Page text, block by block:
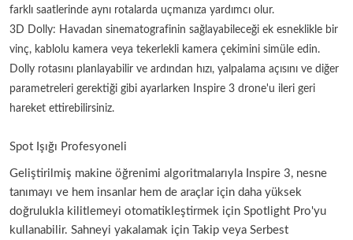
farklı saatlerinde aynı rotalarda uçmanıza yardımcı olur.
3D Dolly: Havadan sinematografinin sağlayabileceği ek esneklikle bir
vinç, kablolu kamera veya tekerlekli kamera çekimini simüle edin.
Dolly rotasını planlayabilir ve ardından hızı, yalpalama açısını ve diğer
parametreleri gerektiği gibi ayarlarken Inspire 3 drone'u ileri geri
hareket ettirebilirsiniz.
Spot Işığı Profesyoneli
Geliştirilmiş makine öğrenimi algoritmalarıyla Inspire 3, nesne
tanımayı ve hem insanlar hem de araçlar için daha yüksek
doğrulukla kilitlemeyi otomatikleştirmek için Spotlight Pro'yu
kullanabilir. Sahneyi yakalamak için Takip veya Serbest